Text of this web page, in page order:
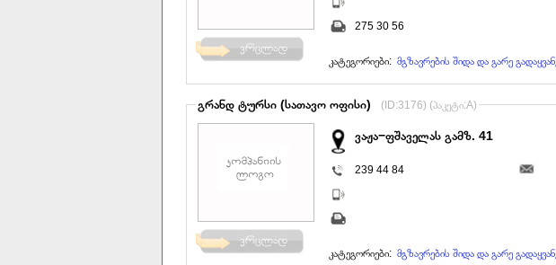
275 30 56
კატეგორიები: მგზავრების შიდა და გარე
გრანდ ტურსი (სათავო ოფისი) (ID:3176) (პაკეტი:A)
ვაჟა−ფშაველას გამზ. 41
239 44 84
კატეგორიები: მგზავრების შიდა და გარე